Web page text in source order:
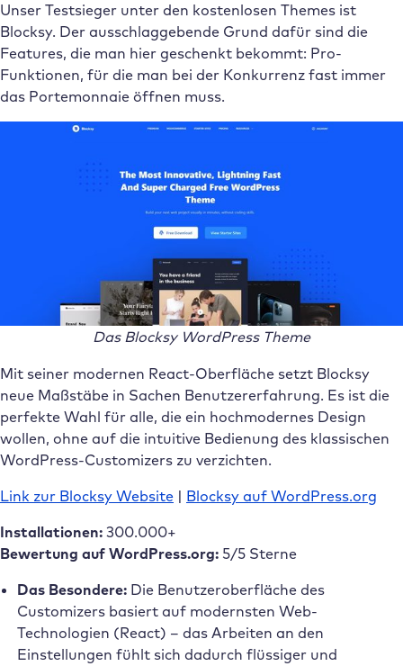
Unser Testsieger unter den kostenlosen Themes ist
Blocksy. Der ausschlaggebende Grund dafür sind die
Features, die man hier geschenkt bekommt: Pro-
Funktionen, für die man bei der Konkurrenz fast immer
das Portemonnaie öffnen muss.
Das Blocksy WordPress Theme
Mit seiner modernen React-Oberfläche setzt Blocksy
neue Maßstäbe in Sachen Benutzererfahrung. Es ist die
perfekte Wahl für alle, die ein hochmodernes Design
wollen, ohne auf die intuitive Bedienung des klassischen
WordPress-Customizers zu verzichten.
Link zur Blocksy Website | Blocksy auf WordPress.org
Installationen: 300.000+
Bewertung auf WordPress.org: 5/5 Sterne
Das Besondere:Die Benutzeroberfläche des
Customizers basiert auf modernsten Web-
Technologien (React) – das Arbeiten an den
Einstellungen fühlt sich dadurch flüssiger und